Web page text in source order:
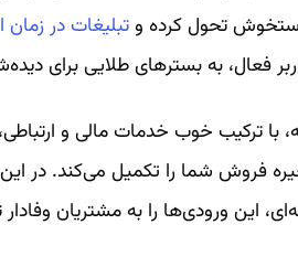
دستخوش تحول کرده وتبلیغات در زمان
فعال، به بسترهای طلایی برای
با ترکیب خوب خدمات مالی و
فروش شما را تکمیل می‌کند. در
این ورودی‌ها را به مشتریان وفادار